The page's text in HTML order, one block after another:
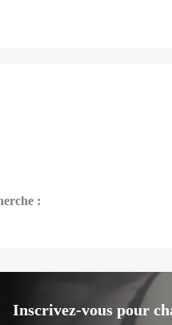
:
Inscrivez-vous pour